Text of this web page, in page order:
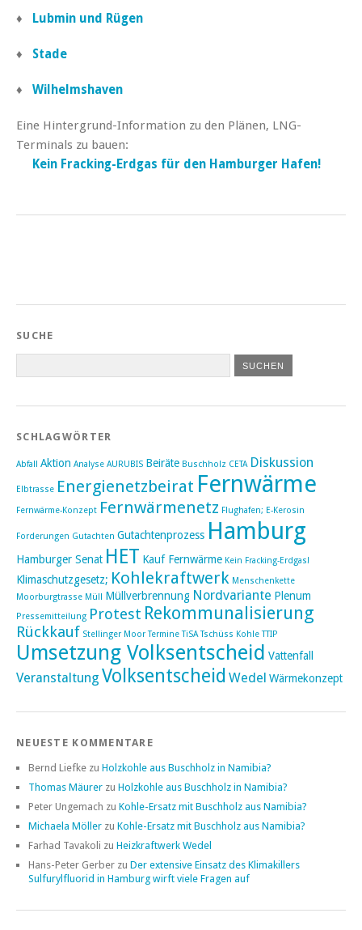
♦ Lubmin und Rügen
♦ Stade
♦ Wilhelmshaven
Eine Hintergrund-Information zu den Plänen, LNG-
Terminals zu bauen:
Kein Fracking-Erdgas für den Hamburger Hafen!
SUCHE
SCHLAGWÖRTER
Abfall Aktion Analyse AURUBIS Beiräte Buschholz CETA Diskussion
Elbtrasse Energienetzbeirat Fernwärme
Fernwärme-Konzept Fernwärmenetz Flughafen; E-Kerosin
Forderungen Gutachten Gutachtenprozess Hamburg
Hamburger Senat HET Kauf Fernwärme Kein Fracking-Erdgas!
Klimaschutzgesetz; Kohlekraftwerk Menschenkette
Moorburgtrasse Müll Müllverbrennung Nordvariante Plenum
Pressemitteilung Protest Rekommunalisierung
Rückkauf Stellinger Moor Termine TiSA Tschüss Kohle TTIP
Umsetzung Volksentscheid Vattenfall
Veranstaltung Volksentscheid Wedel Wärmekonzept
NEUESTE KOMMENTARE
Bernd Liefke zu Holzkohle aus Buschholz in Namibia?
Thomas Mäurer zu Holzkohle aus Buschholz in Namibia?
Peter Ungemach zu Kohle-Ersatz mit Buschholz aus Namibia?
Michaela Möller zu Kohle-Ersatz mit Buschholz aus Namibia?
Farhad Tavakoli zu Heizkraftwerk Wedel
Hans-Peter Gerber zu Der extensive Einsatz des Klimakillers
Sulfurylfluorid in Hamburg wirft viele Fragen auf